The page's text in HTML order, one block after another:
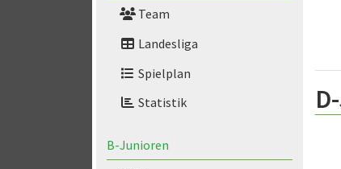
Team
Landesliga
Spielplan
Statistik
B-Junioren